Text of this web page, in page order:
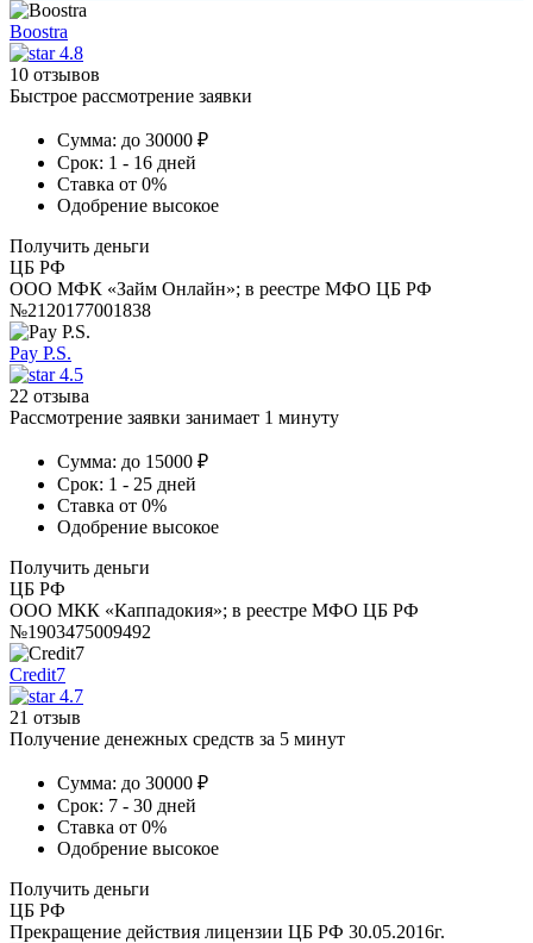
Boostra
4.8
10 отзывов
Быстрое рассмотрение заявки
Сумма: до 30000 ₽
Срок: 1 - 16 дней
Ставка от 0%
Одобрение высокое
Получить деньги
ЦБ РФ
ООО МФК «Займ Онлайн»; в реестре МФО ЦБ РФ
№2120177001838
Pay P.S.
4.5
22 отзыва
Рассмотрение заявки занимает 1 минуту
Сумма: до 15000 ₽
Срок: 1 - 25 дней
Ставка от 0%
Одобрение высокое
Получить деньги
ЦБ РФ
ООО МКК «Каппадокия»; в реестре МФО ЦБ РФ
№1903475009492
Credit7
4.7
21 отзыв
Получение денежных средств за 5 минут
Сумма: до 30000 ₽
Срок: 7 - 30 дней
Ставка от 0%
Одобрение высокое
Получить деньги
ЦБ РФ
Прекращение действия лицензии ЦБ РФ 30.05.2016г.